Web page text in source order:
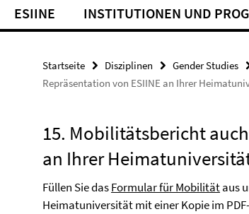
ESIINE INSTITUTIONEN UND
Startseite Disziplinen Gender Studies
Repräsentation von ESIINE an Ihrer
15. Mobilitätsbericht
an Ihrer
Füllen Sie dasFormular für Mobilitätaus
Heimatuniversität mit einer Kopie im